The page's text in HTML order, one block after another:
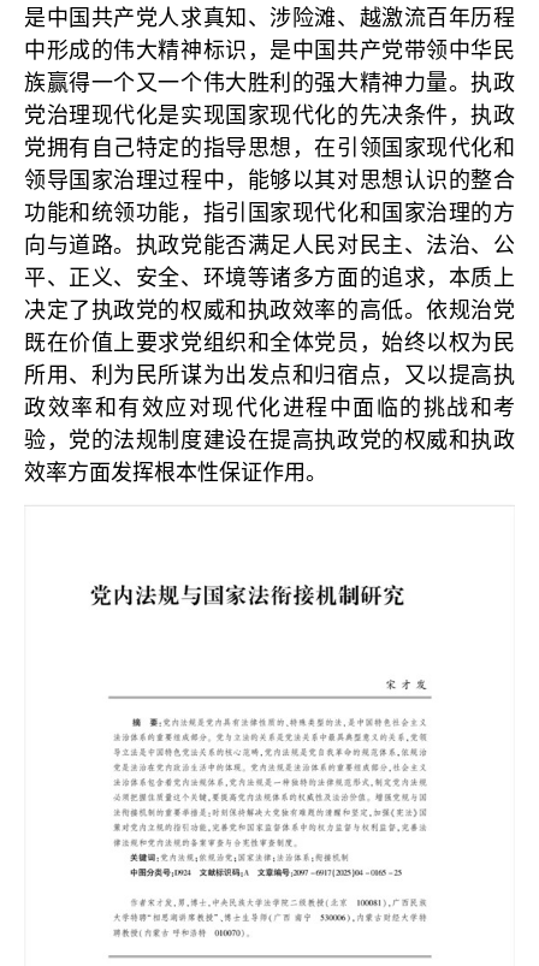
是中国共产党人求真知、涉险滩、越激流百年历程
中形成的伟大精神标识，是中国共产党带领中华民
族赢得一个又一个伟大胜利的强大精神力量。执政
党治理现代化是实现国家现代化的先决条件，执政
党拥有自己特定的指导思想，在引领国家现代化和
领导国家治理过程中，能够以其对思想认识的整合
功能和统领功能，指引国家现代化和国家治理的方
向与道路。执政党能否满足人民对民主、法治、公
平、正义、安全、环境等诸多方面的追求，本质上
决定了执政党的权威和执政效率的高低。依规治党
既在价值上要求党组织和全体党员，始终以权为民
所用、利为民所谋为出发点和归宿点，又以提高执
政效率和有效应对现代化进程中面临的挑战和考
验，党的法规制度建设在提高执政党的权威和执政
效率方面发挥根本性保证作用。